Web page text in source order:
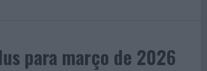
para março de 2026